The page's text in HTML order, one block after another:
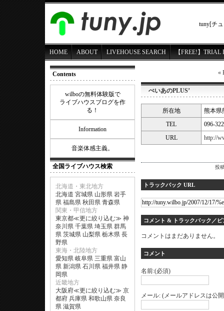
tuny[チ
HOME ABOUT LIVEHOUSE SEARCH 【FREE!】TRIAL
«
ぺいあのPLUS’
所在地
熊本県
TEL
096-
URL
http://
投
トラックバック URL
コメント & トラックバック／ピ
コメントはまだありません。
コメント
名前:(必須)
メール: (メールアドレスは公
Contents
wilboの無料体験版で
ライブハウスブログを作
る！
Information
音楽体感主義。
全国ライブハウス検索
北海道・東北地方
北海道 宮城県 山形県 岩手
県 福島県 秋田県 青森県
関東・甲信地方
東京都≪更に絞り込む≫ 神
奈川県 千葉県 埼玉県 群馬
県 茨城県 山梨県 栃木県 長
野県
東海・北陸地方
愛知県 岐阜県 三重県 富山
県 新潟県 石川県 福井県 静
岡県
近畿地方
大阪府≪更に絞り込む≫ 京
都府 兵庫県 和歌山県 奈良
県 滋賀県